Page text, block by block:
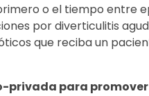
o el tiempo entre
por diverticulitis
que reciba un
privada para